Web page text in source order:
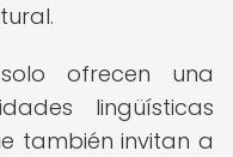
ofrecen una
lingüísticas
también invitan a